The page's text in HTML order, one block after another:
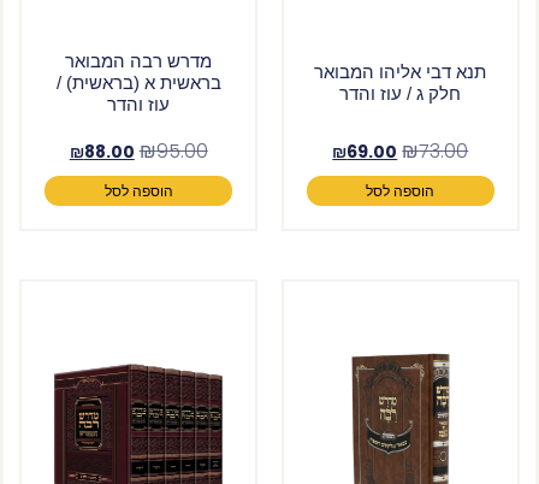
תנא דבי אליהו המבואר
חלק ג / עוז והדר
₪73.00
₪69.00
הוספה לסל
מדרש רבה המבואר
בראשית א (בראשית) /
עוז והדר
₪95.00
₪88.00
הוספה לסל